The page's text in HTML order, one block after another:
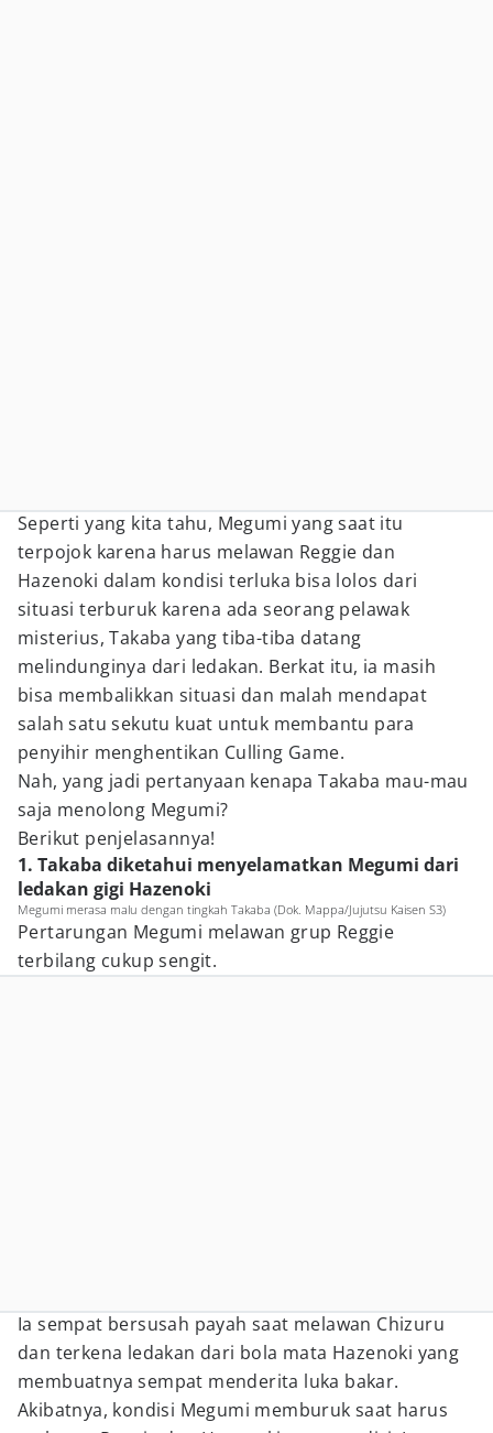
Seperti yang kita tahu, Megumi yang saat itu
terpojok karena harus melawan Reggie dan
Hazenoki dalam kondisi terluka bisa lolos dari
situasi terburuk karena ada seorang pelawak
misterius, Takaba yang tiba-tiba datang
melindunginya dari ledakan. Berkat itu, ia masih
bisa membalikkan situasi dan malah mendapat
salah satu sekutu kuat untuk membantu para
penyihir menghentikan Culling Game.
Nah, yang jadi pertanyaan kenapa Takaba mau-mau
saja menolong Megumi?
Berikut penjelasannya!
1. Takaba diketahui menyelamatkan Megumi dari
ledakan gigi Hazenoki
Megumi merasa malu dengan tingkah Takaba (Dok. Mappa/Jujutsu Kaisen S3)
Pertarungan Megumi melawan grup Reggie
terbilang cukup sengit.
Ia sempat bersusah payah saat melawan Chizuru
dan terkena ledakan dari bola mata Hazenoki yang
membuatnya sempat menderita luka bakar.
Akibatnya, kondisi Megumi memburuk saat harus